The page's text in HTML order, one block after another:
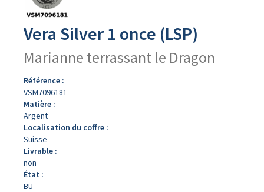
Vera Silver 1 once (LSP)
Marianne terrassant le Dragon
Référence :
VSM7096181
Matière :
Argent
Localisation du coffre :
Suisse
Livrable :
non
État :
BU